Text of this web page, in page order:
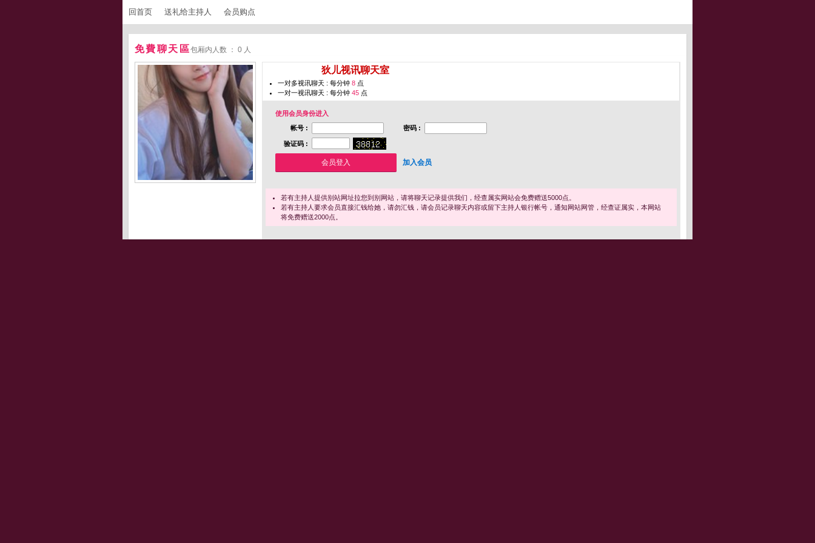
回首页 送礼给主持人 会员购点
免費聊天區包厢内人数 ： 0 人
狄儿视讯聊天室
一对多视讯聊天 : 每分钟 8 点
一对一视讯聊天 : 每分钟 45 点
使用会员身份进入
帐号 :
密码 :
验证码 :
加入会员
若有主持人提供别站网址拉您到别网站，请将聊天记录提供我们，经查属实网站会免费赠送5000点。
若有主持人要求会员直接汇钱给她，请勿汇钱，请会员记录聊天内容或留下主持人银行帐号，通知网站网管，经查证属实，本网站
将免费赠送2000点。